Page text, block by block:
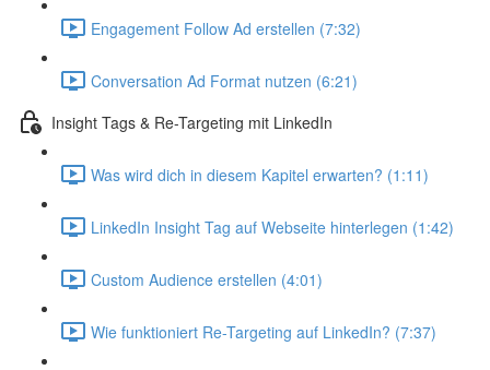
Engagement Follow Ad erstellen (7:32)
Conversation Ad Format nutzen (6:21)
Insight Tags & Re-Targeting mit LinkedIn
Was wird dich in diesem Kapitel erwarten? (1:11)
LinkedIn Insight Tag auf Webseite hinterlegen (1:42)
Custom Audience erstellen (4:01)
Wie funktioniert Re-Targeting auf LinkedIn? (7:37)